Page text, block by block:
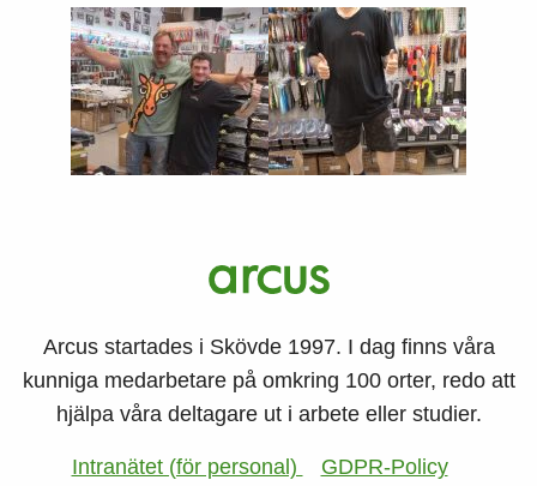
Arcus startades i Skövde 1997. I dag finns våra
kunniga medarbetare på omkring 100 orter, redo att
hjälpa våra deltagare ut i arbete eller studier.
Intranätet (för personal)
GDPR-Policy